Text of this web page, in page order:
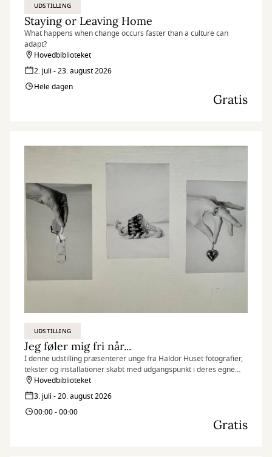
UDSTILLING
Staying or Leaving Home
What happens when change occurs faster than a culture can
adapt?
Hovedbiblioteket
2. juli - 23. august 2026
Hele dagen
Gratis
UDSTILLING
Jeg føler mig fri når...
I denne udstilling præsenterer unge fra Haldor Huset fotografier,
tekster og installationer skabt med udgangspunkt i deres egne
erfaringer, drømme og perspektiver.
Hovedbiblioteket
3. juli - 20. august 2026
00:00 - 00:00
Gratis